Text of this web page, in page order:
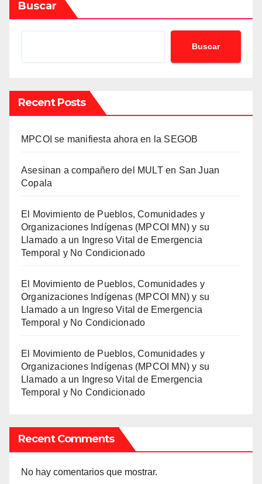
Buscar
Buscar
Recent Posts
MPCOI se manifiesta ahora en la SEGOB
Asesinan a compañero del MULT en San Juan
Copala
El Movimiento de Pueblos, Comunidades y
Organizaciones Indígenas (MPCOI MN) y su
Llamado a un Ingreso Vital de Emergencia
Temporal y No Condicionado
El Movimiento de Pueblos, Comunidades y
Organizaciones Indígenas (MPCOI MN) y su
Llamado a un Ingreso Vital de Emergencia
Temporal y No Condicionado
El Movimiento de Pueblos, Comunidades y
Organizaciones Indígenas (MPCOI MN) y su
Llamado a un Ingreso Vital de Emergencia
Temporal y No Condicionado
Recent Comments
No hay comentarios que mostrar.